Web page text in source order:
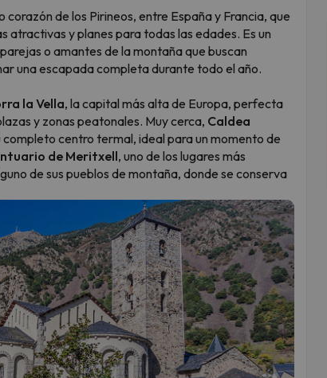
de los Pirineos, entre España y Francia, que
atractivas y planes para todas las edades. Es un
o amantes de la montaña que buscan
una escapada completa durante todo el año.
la Vella, la capital más alta de Europa, perfecta
y zonas peatonales. Muy cerca, Caldea
centro termal, ideal para un momento de
de Meritxell, uno de los lugares más
de sus pueblos de montaña, donde se conserva